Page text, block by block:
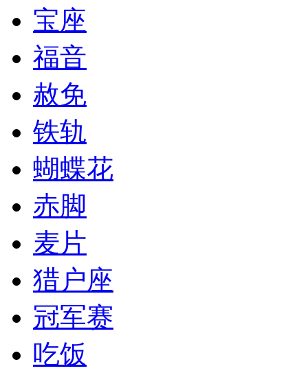
宝座
福音
赦免
铁轨
蝴蝶花
赤脚
麦片
猎户座
冠军赛
吃饭